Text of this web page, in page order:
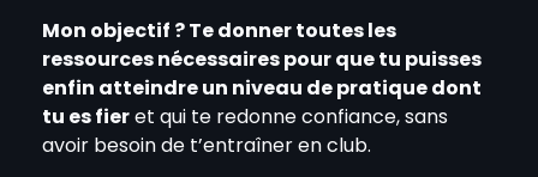
Mon objectif ? Te donner toutes les
ressources nécessaires pour que tu puisses
enfin atteindre un niveau de pratique dont
tu es fieret qui te redonne confiance, sans
avoir besoin de t’entraîner en club.